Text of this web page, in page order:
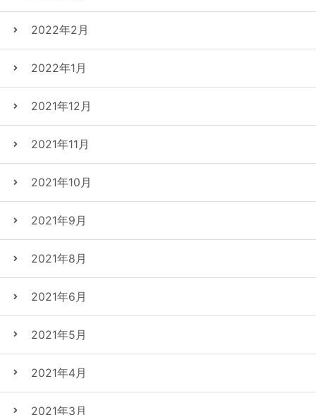
2022年2月
2022年1月
2021年12月
2021年11月
2021年10月
2021年9月
2021年8月
2021年6月
2021年5月
2021年4月
2021年3月